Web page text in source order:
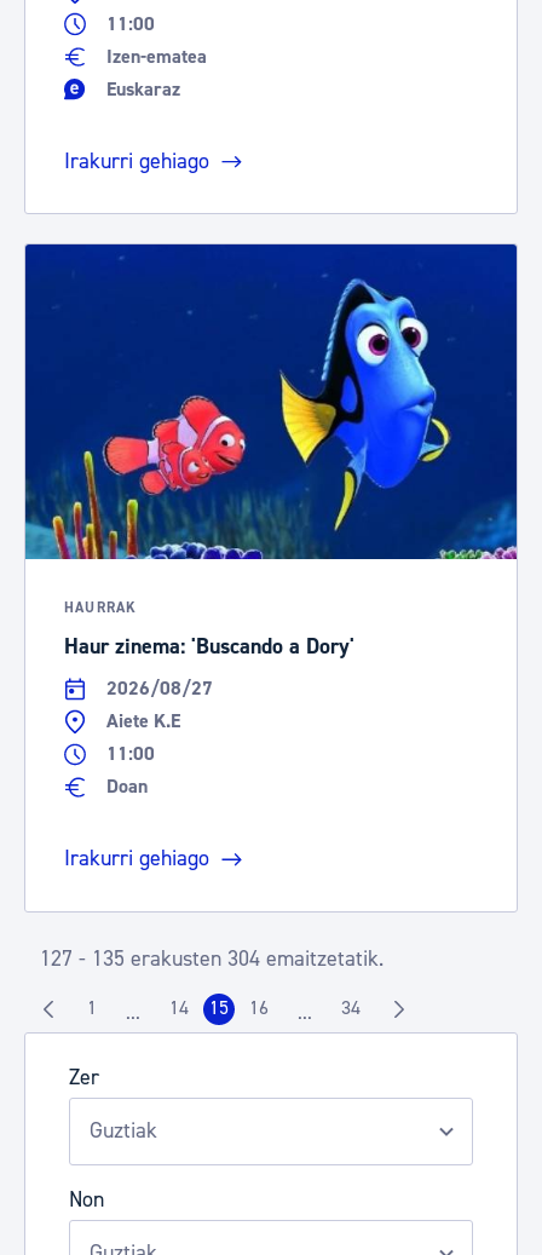
Zer
Non
11:00
Izen-ematea
Euskaraz
Irakurri gehiago
HAURRAK
Haur zinema: 'Buscando a Dory'
2026/08/27
Aiete K.E
11:00
Doan
Irakurri gehiago
127 - 135 erakusten 304 emaitzetatik.
Orrialdea
1 ...Intermediate Pages Use TAB to navigate.
Orrialdea
14 Orrialdea
15 Orrialdea
16 ...Intermediate Pages Use TAB
Orrialdea
34